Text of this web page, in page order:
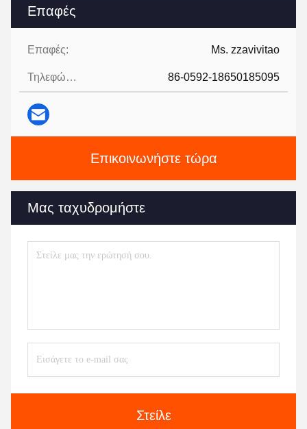
Επαφές
Επαφές: Ms. zzavivitao
Τηλεφώνημα: 86-0592-18650185095
Επικοινωνήστε τώρα
Μας ταχυδρομήστε
Στείλε